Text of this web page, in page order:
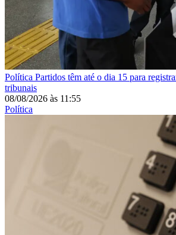
Política Partidos têm até o dia 15 para
tribunais
08/08/2026 às 11:55
Política